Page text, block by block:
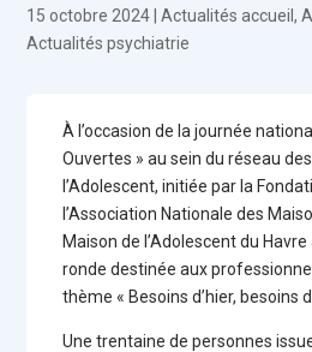
15 octobre 2024 |Actualités accueil,
Actualités psychiatrie
À l’occasion de la journée
Ouvertes » au sein du réseau
l’Adolescent, initiée par la
l’Association Nationale des
Maison de l’Adolescent du
ronde destinée aux
thème « Besoins d’hier, besoins
Une trentaine de personnes